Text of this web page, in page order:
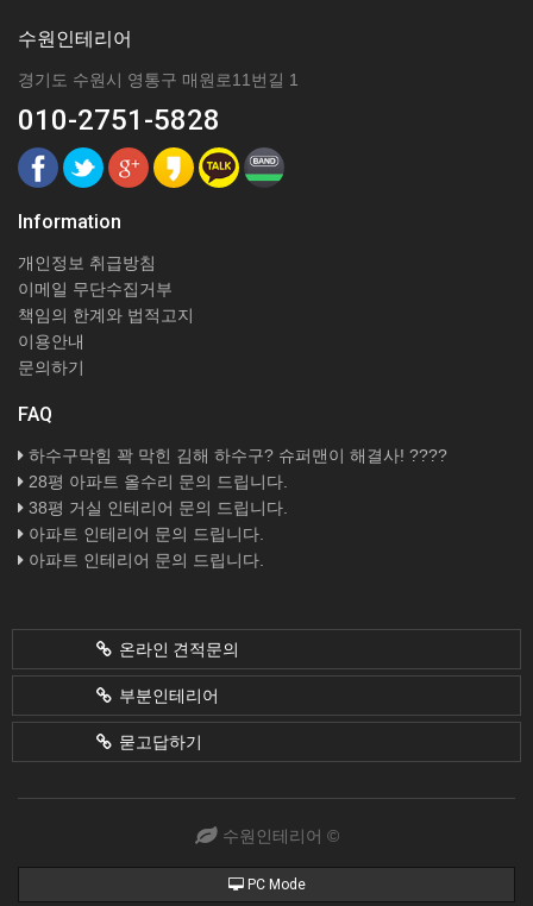
수원인테리어
경기도 수원시 영통구 매원로11번길 1
010-2751-5828
Information
개인정보 취급방침
이메일 무단수집거부
책임의 한계와 법적고지
이용안내
문의하기
FAQ
하수구막힘 꽉 막힌 김해 하수구? 슈퍼맨이 해결사! ????
28평 아파트 올수리 문의 드립니다.
38평 거실 인테리어 문의 드립니다.
아파트 인테리어 문의 드립니다.
아파트 인테리어 문의 드립니다.
온라인 견적문의
부분인테리어
묻고답하기
수원인테리어 ©
PC Mode